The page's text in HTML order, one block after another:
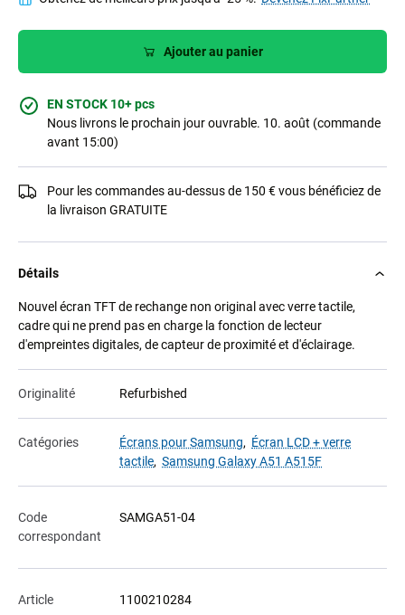
Ajouter au panier
EN STOCK 10+ pcs
Nous livrons le prochain jour ouvrable. 10. août (commande
avant 15:00)
Pour les commandes au-dessus de 150 € vous bénéficiez de
la livraison GRATUITE
Détails
Nouvel écran TFT de rechange non original avec verre tactile,
cadre qui ne prend pas en charge la fonction de lecteur
d'empreintes digitales, de capteur de proximité et d'éclairage.
Originalité Refurbished
Catégories Écrans pour Samsung, Écran LCD + verre
tactile, Samsung Galaxy A51 A515F
Code
correspondant
SAMGA51-04
Article 1100210284